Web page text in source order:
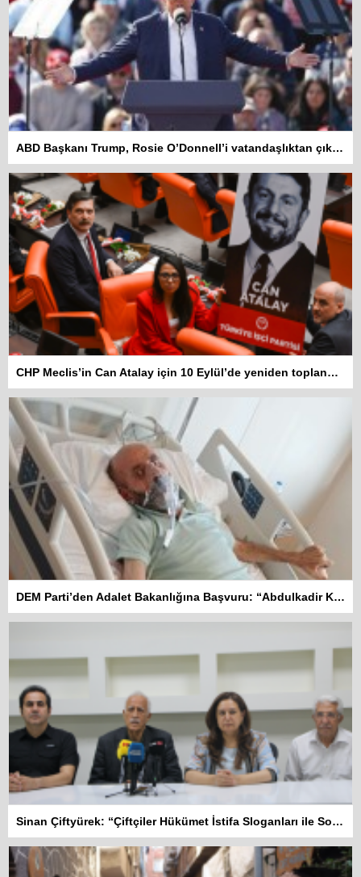
ABD Başkanı Trump, Rosie O’Donnell’i vatandaşlıktan çıkarmakla tehdit etti
CHP Meclis’in Can Atalay için 10 Eylül’de yeniden toplanmasını istedi
DEM Parti’den Adalet Bakanlığına Başvuru: “Abdulkadir Kuday tahliye edilsin”
Sinan Çiftyürek: “Çiftçiler Hükümet İstifa Sloganları ile Sokakta”